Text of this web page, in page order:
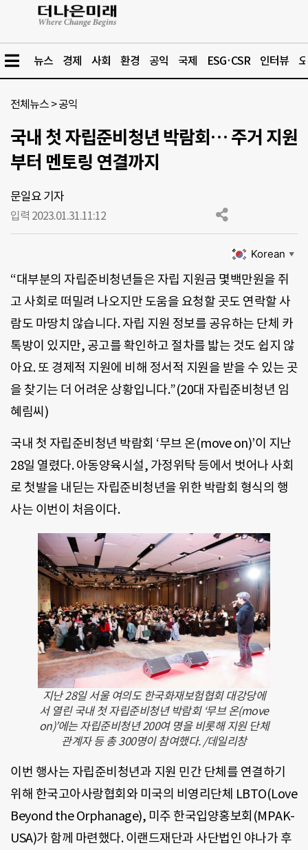
뉴스 경제 사회 환경 공익 국제 ESG·CSR 인터뷰
전체뉴스 >공익
국내 첫 자립준비청년 박람회… 주거 지원
부터 멘토링 연결까지
문일요 기자
입력 2023.01.31.11:12
Korean ▼
“대부분의 자립준비청년들은 자립 지원금 몇백만원을 쥐
고 사회로 떠밀려 나오지만 도움을 요청할 곳도 연락할 사
람도 마땅치 않습니다. 자립 지원 정보를 공유하는 단체 카
톡방이 있지만, 공고를 확인하고 절차를 밟는 것도 쉽지 않
아요. 또 경제적 지원에 비해 정서적 지원을 받을 수 있는 곳
을 찾기는 더 어려운 상황입니다.”(20대 자립준비청년 임
혜림씨)
국내 첫 자립준비청년 박람회 ‘무브 온(move on)’이 지난
28일 열렸다. 아동양육시설, 가정위탁 등에서 벗어나 사회
로 첫발을 내딛는 자립준비청년을 위한 박람회 형식의 행
사는 이번이 처음이다.
지난 28일 서울 여의도 한국화재보험협회 대강당에
서 열린 국내 첫 자립준비청년 박람회 ‘무브 온(move
on)’에는 자립준비청년 200여 명을 비롯해 지원 단체
관계자 등 총 300명이 참여했다. /데일리창
이번 행사는 자립준비청년과 지원 민간 단체를 연결하기
위해 한국고아사랑협회와 미국의 비영리단체 LBTO(Love
Beyond the Orphanage), 미주 한국입양홍보회(MPAK-
USA)가 함께 마련했다. 이랜드재단과 사단법인 야나가 후